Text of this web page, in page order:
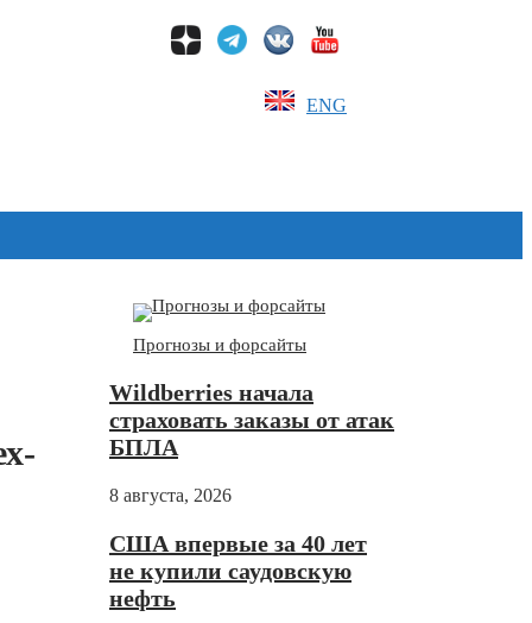
ENG
Прогнозы и форсайты
Wildberries начала
страховать заказы от атак
БПЛА
8 августа, 2026
США впервые за 40 лет
не купили саудовскую
нефть